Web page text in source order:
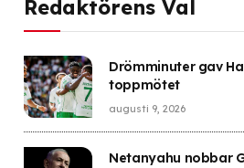
Redaktörens Val
Drömminuter gav
toppmötet
augusti 9, 2026
Netanyahu nobbar